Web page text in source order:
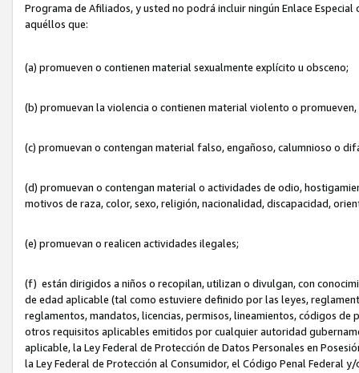
Programa de Afiliados, y usted no podrá incluir ningún Enlace
aquéllos que:
(a) promueven o contienen material sexualmente explícito u obsceno;
(b) promuevan la violencia o contienen material violento o
(c) promuevan o contengan material falso, engañoso, calumnioso o
(d) promuevan o contengan material o actividades de odio,
motivos de raza, color, sexo, religión, nacionalidad, discapacidad,
(e) promuevan o realicen actividades ilegales;
(f) están dirigidos a niños o recopilan, utilizan o divulgan, con
de edad aplicable (tal como estuviere definido por las leyes,
reglamentos, mandatos, licencias, permisos, lineamientos, códigos
otros requisitos aplicables emitidos por cualquier autoridad
aplicable, la Ley Federal de Protección de Datos Personales en
la Ley Federal de Protección al Consumidor, el Código Penal Federal